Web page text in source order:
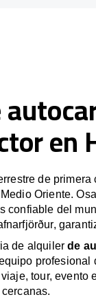
de primera
Oriente.
confiable del
de alquilerde
tour, evento